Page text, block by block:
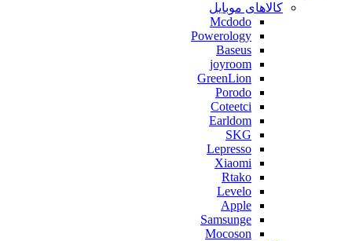
کالاهای موبایل
Mcdodo
Powerology
Baseus
joyroom
GreenLion
Porodo
Coteetci
Earldom
SKG
Lepresso
Xiaomi
Rtako
Levelo
Apple
Samsunge
Mocoson